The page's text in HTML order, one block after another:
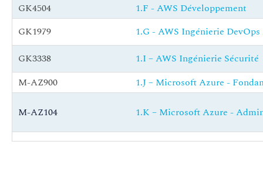
GK4504
1.F - AWS Développement
GK1979
1.G - AWS Ingénierie DevOps
GK3338
1.I – AWS Ingénierie Sécurité
M-AZ900
1.J – Microsoft Azure -
M-AZ104 1.K – Microsoft Azure -